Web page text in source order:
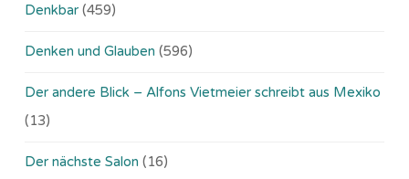
Denkbar (459)
Denken und Glauben (596)
Der andere Blick – Alfons Vietmeier schreibt aus Mexiko
(13)
Der nächste Salon (16)